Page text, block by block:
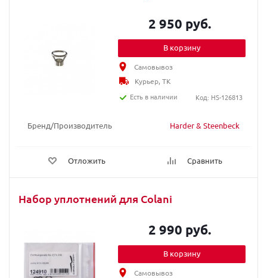
Бренд/Производитель Harder & Steenbeck
Отложить Сравнить
2 950 руб.
В корзину
Самовывоз
Курьер, ТК
Есть в наличии
Код: HS-126813
Набор уплотнений для Colani
2 990 руб.
В корзину
Самовывоз